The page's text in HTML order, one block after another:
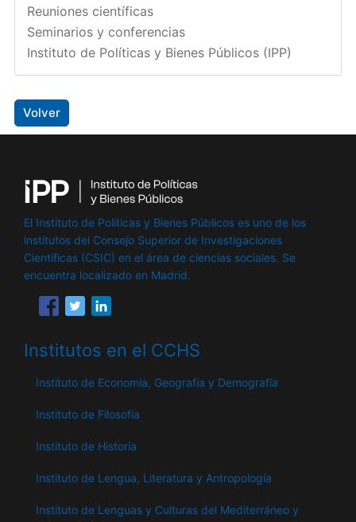
Reuniones científicas
Seminarios y conferencias
Instituto de Políticas y Bienes Públicos (IPP)
Volver
El Instituto de Políticas y Bienes Públicos es uno de los
institutos del Consejo Superior de Investigaciones
Científicas (CSIC) en el área de ciencias sociales. Se
encuentra localizado en Madrid.
Institutos en el CCHS
Instituto de Economía, Geografía y Demografía
Instituto de Filosofía
Instituto de Historia
Instituto de Lengua, Literatura y Antropología
Instituto de Lenguas y Culturas del Mediterráneo y